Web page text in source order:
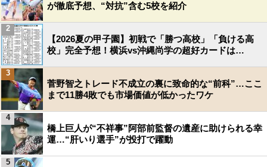
が徹底予想、“対抗”含む5校を紹介
【2026夏の甲子園】初戦で「勝つ高校」「負ける高
校」完全予想！横浜vs沖縄尚学の超好カードは…
2
菅野智之トレード不成立の裏に致命的な“前科”…ここ
まで11勝4敗でも市場価値が低かったワケ
3
橋上巨人が“不祥事”阿部前監督の遺産に助けられる幸
運…“肝いり選手”が投打で躍動
4
5